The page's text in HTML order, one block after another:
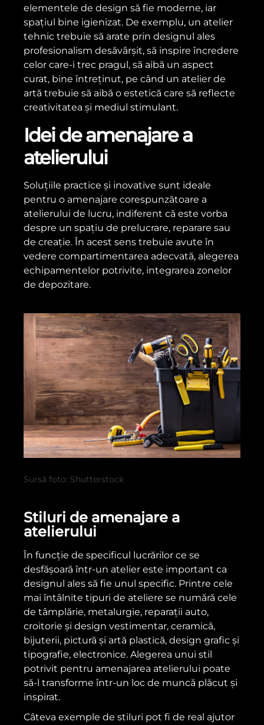
elementele de design să fie moderne, iar
spațiul bine igienizat. De exemplu, un atelier
tehnic trebuie să arate prin designul ales
profesionalism desăvârșit, să inspire încredere
celor care-i trec pragul, să aibă un aspect
curat, bine întreținut, pe când un atelier de
artă trebuie să aibă o estetică care să reflecte
creativitatea și mediul stimulant.
Idei de amenajare a
atelierului
Soluțiile practice și inovative sunt ideale
pentru o amenajare corespunzătoare a
atelierului de lucru, indiferent că este vorba
despre un spațiu de prelucrare, reparare sau
de creație. În acest sens trebuie avute în
vedere compartimentarea adecvată, alegerea
echipamentelor potrivite, integrarea zonelor
de depozitare.
Sursă foto: Shutterstock
Stiluri de amenajare a
atelierului
În funcție de specificul lucrărilor ce se
desfășoară într-un atelier este important ca
designul ales să fie unul specific. Printre cele
mai întâlnite tipuri de ateliere se numără cele
de tâmplărie, metalurgie, reparații auto,
croitorie și design vestimentar, ceramică,
bijuterii, pictură și artă plastică, design grafic și
tipografie, electronice. Alegerea unui stil
potrivit pentru amenajarea atelierului poate
să-l transforme într-un loc de muncă plăcut și
inspirat.
Câteva exemple de stiluri pot fi de real ajutor